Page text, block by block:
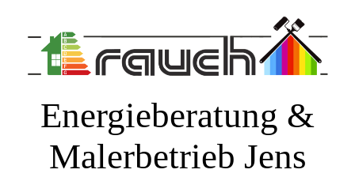
Energieberatung &
Malerbetrieb Jens